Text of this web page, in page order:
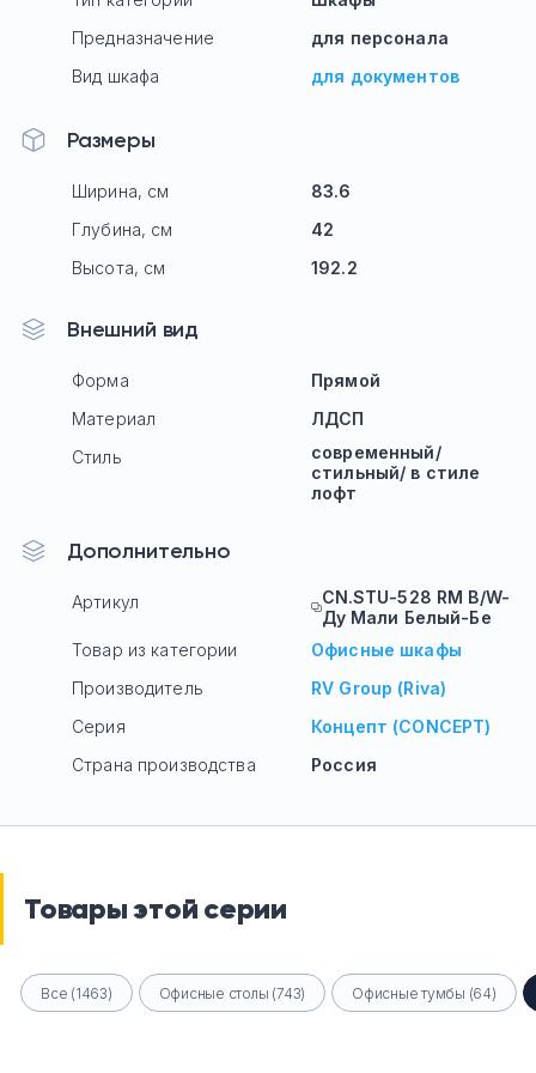
Предназначение
для персонала
Вид шкафа
для документов
Размеры
Ширина, см
83.6
Глубина, см
42
Высота, см
192.2
Внешний вид
Форма
Прямой
Материал
ЛДСП
Стиль
современный/
стильный/ в стиле
лофт
Дополнительно
Артикул
CN.STU-528 RM B/W-
Ду Мали Белый-Бе
Товар из категории
Офисные шкафы
Производитель
RV Group (Riva)
Серия
Концепт (CONCEPT)
Страна производства
Россия
Товары этой серии
Все (1463) Офисные столы (743) Офисные тумбы (64)